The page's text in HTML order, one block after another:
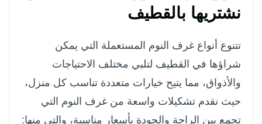
نشتريها بالقطيف
تتنوع أنواع غرف النوم المستعملة التي يمكن
شراؤها في القطيف لتلبي مختلف الاحتياجات
والأذواق، مما يتيح خيارات متعددة تناسب كل منزل،
حيث نقدم تشكيلات واسعة من غرف النوم التي
تجمع بين الراحة والجودة بأسعار مناسبة، والتي منها: